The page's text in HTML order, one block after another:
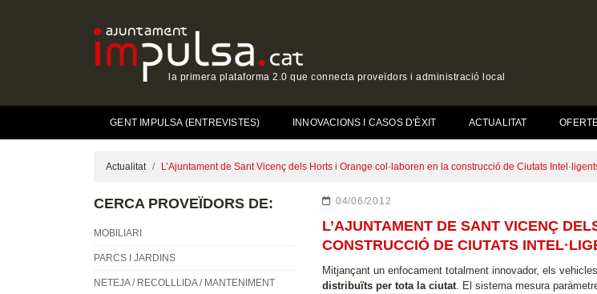
la primera plataforma 2.0 que connecta proveïdors i administració local
GENT IMPULSA (ENTREVISTES) INNOVACIONS I CASOS D'ÈXIT ACTUALITAT(CURRENT)
Actualitat L’Ajuntament de Sant Vicenç dels Horts i Orange col·laboren en la construcció de Ciutats
CERCA PROVEÏDORS DE:
MOBILIARI
PARCS I JARDINS
NETEJA / RECOLLLIDA / MANTENIMENT
04/06/2012
L’AJUNTAMENT DE SANT VICENÇ
CONSTRUCCIÓ DE CIUTATS
Mitjançant un enfocament totalment innovador, els
distribuïts per tota la ciutat. El sistema mesura